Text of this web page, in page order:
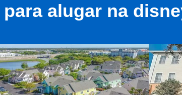
para alugar na